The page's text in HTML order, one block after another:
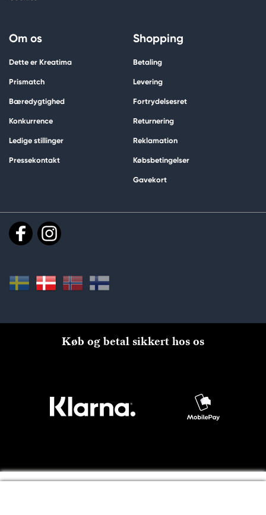
Om os
Dette er Kreatima
Prismatch
Bæredygtighed
Konkurrence
Ledige stillinger
Pressekontakt
Shopping
Betaling
Levering
Fortrydelsesret
Returnering
Reklamation
Købsbetingelser
Gavekort
Køb og betal sikkert hos os